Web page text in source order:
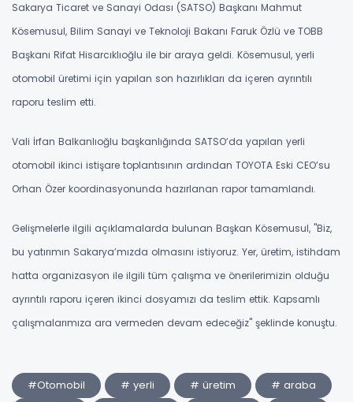
Sakarya Ticaret ve Sanayi Odası (SATSO) Başkanı Mahmut
Kösemusul, Bilim Sanayi ve Teknoloji Bakanı Faruk Özlü ve TOBB
Başkanı Rifat Hisarcıklıoğlu ile bir araya geldi. Kösemusul, yerli
otomobil üretimi için yapılan son hazırlıkları da içeren ayrıntılı
raporu teslim etti.
Vali İrfan Balkanlıoğlu başkanlığında SATSO’da yapılan yerli
otomobil ikinci istişare toplantısının ardından TOYOTA Eski CEO’su
Orhan Özer koordinasyonunda hazırlanan rapor tamamlandı.
Gelişmelerle ilgili açıklamalarda bulunan Başkan Kösemusul, ''Biz,
bu yatırımın Sakarya’mızda olmasını istiyoruz. Yer, üretim, istihdam
hatta organizasyon ile ilgili tüm çalışma ve önerilerimizin olduğu
ayrıntılı raporu içeren ikinci dosyamızı da teslim ettik. Kapsamlı
çalışmalarımıza ara vermeden devam edeceğiz'' şeklinde konuştu.
#Otomobil # yerli # üretim
# araba